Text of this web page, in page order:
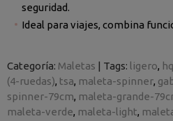
seguridad.
Ideal para viajes, combina
Categoría: Maletas | Tags: ligero
(4-ruedas) tsa maleta-spinner
spinner-79cm maleta-grande-
maleta-verde maleta-light